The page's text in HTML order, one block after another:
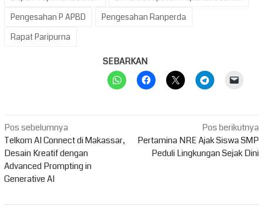
Pengesahan P APBD
Pengesahan Ranperda
Rapat Paripurna
SEBARKAN
Navigasi
pos
Pos sebelumnya
Telkom AI Connect di Makassar,
Desain Kreatif dengan
Advanced Prompting in
Generative AI
Pos berikutnya
Pertamina NRE Ajak Siswa SMP
Peduli Lingkungan Sejak Dini